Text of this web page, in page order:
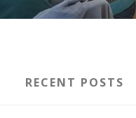
RECENT POSTS